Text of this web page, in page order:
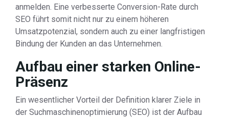
anmelden. Eine verbesserte Conversion-Rate durch
SEO führt somit nicht nur zu einem höheren
Umsatzpotenzial, sondern auch zu einer langfristigen
Bindung der Kunden an das Unternehmen.
Aufbau einer starken Online-
Präsenz
Ein wesentlicher Vorteil der Definition klarer Ziele in
der Suchmaschinenoptimierung (SEO) ist der Aufbau